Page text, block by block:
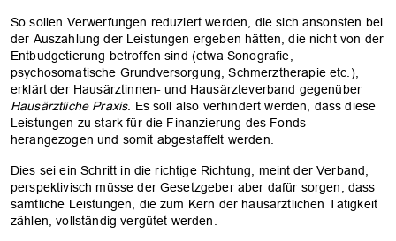
So sollen Verwerfungen reduziert werden, die sich ansonsten bei
der Auszahlung der Leistungen ergeben hätten, die nicht von der
Entbudgetierung betroffen sind (etwa Sonografie,
psychosomatische Grundversorgung, Schmerztherapie etc.),
erklärt der Hausärztinnen- und Hausärzteverband gegenüber
Hausärztliche Praxis. Es soll also verhindert werden, dass diese
Leistungen zu stark für die Finanzierung des Fonds
herangezogen und somit abgestaffelt werden.
Dies sei ein Schritt in die richtige Richtung, meint der Verband,
perspektivisch müsse der Gesetzgeber aber dafür sorgen, dass
sämtliche Leistungen, die zum Kern der hausärztlichen Tätigkeit
zählen, vollständig vergütet werden.